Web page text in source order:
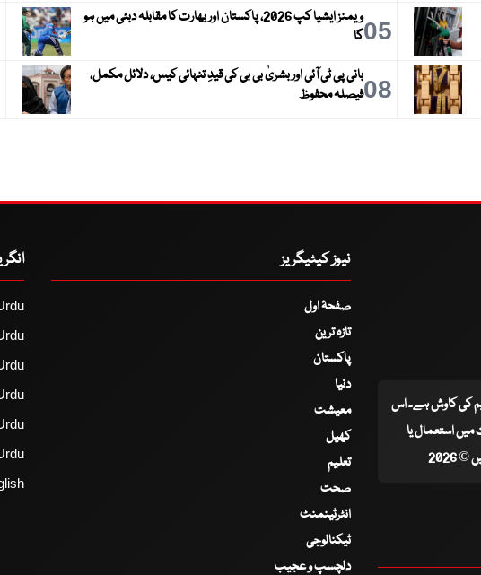
05
ویمنز ایشیا کپ 2026، پاکستان اور بھارت کا مقابلہ دبئی میں ہو
گا
08بانی پی ٹی آئی اور بشریٰ بی بی کی قیدِ تنہائی کیس، دلائل مکمل،
فیصلہ محفوظ
ٹیم کی کاوش ہے۔ اس
استعمال یا
نیوز کیٹیگریز
صفحۂ اول
تازہ ترین
پاکستان
دنیا
معیشت
کھیل
تعلیم
صحت
انٹرٹینمنٹ
ٹیکنالوجی
دلچسپ و عجیب